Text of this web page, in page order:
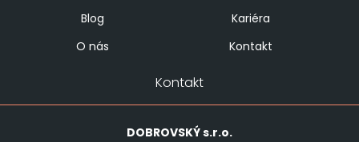
Blog
Kariéra
O nás
Kontakt
Kontakt
DOBROVSKÝs.r.o.